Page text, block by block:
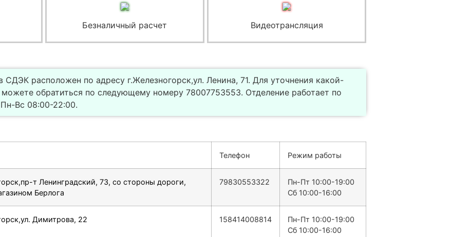
Безналичный расчет Видеотрансляция
СДЭК расположен по адресу г.Железногорск,ул. Ленина, 71. Для уточнения какой-
обратиться по следующему номеру 78007753553. Отделение работает по
Вс 08:00-22:00.
Телефон Режим работы
т Ленинградский, 73, со стороны дороги,
Берлога
79830553322
Пн-Пт 10:00-19:00
Сб 10:00-16:00
Димитрова, 22 158414008814
Пн-Пт 10:00-19:00
Сб 10:00-16:00